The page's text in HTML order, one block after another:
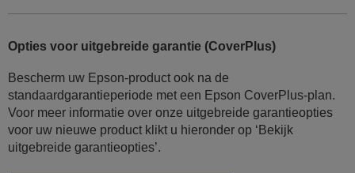
Opties voor uitgebreide garantie (CoverPlus)
Bescherm uw Epson-product ook na de
standaardgarantieperiode met een Epson CoverPlus-plan.
Voor meer informatie over onze uitgebreide garantieopties
voor uw nieuwe product klikt u hieronder op ‘Bekijk
uitgebreide garantieopties’.